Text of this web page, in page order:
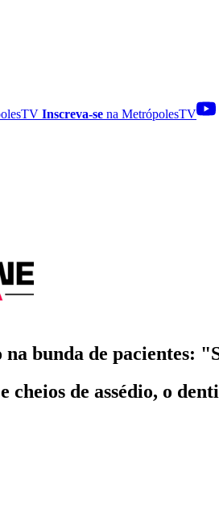
Inscreva-se na MetrópolesTV
na bunda de pacientes:
cheios de assédio, o